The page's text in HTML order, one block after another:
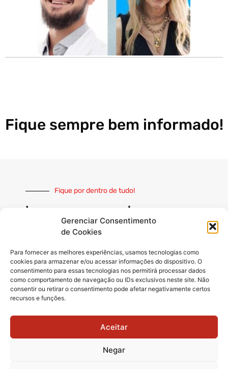
Gerenciar Consentimento
de Cookies
Para fornecer as melhores experiências, usamos tecnologias como
cookies para armazenar e/ou acessar informações do dispositivo. O
consentimento para essas tecnologias nos permitirá processar dados
como comportamento de navegação ou IDs exclusivos neste site. Não
consentir ou retirar o consentimento pode afetar negativamente certos
recursos e funções.
Aceitar
Negar
Fique sempre bem informado!
Fique por dentro de tudo!
Inscreva-se e receba nossas
notícias sempre atualizadas
INSCREVER